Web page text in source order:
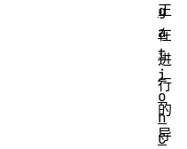
正
在
进
行
的
导
g
a
t
i
o
n
C